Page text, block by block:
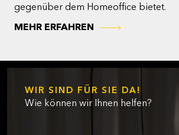
gegenüber dem Homeoffice bietet.
MEHR ERFAHREN
WIR SIND FÜR SIE DA!
Wie können wir Ihnen helfen?